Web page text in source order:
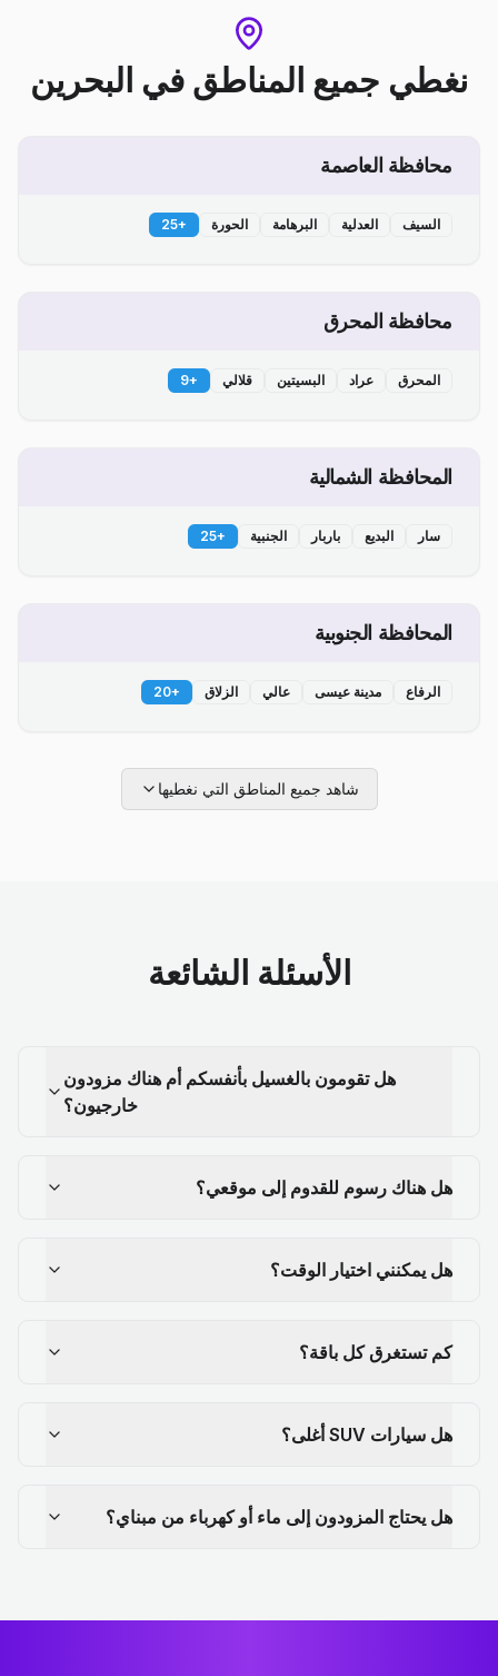
نغطي جميع المناطق في البحرين
محافظة العاصمة
السيف العدلية البرهامة الحورة +
25
محافظة المحرق
المحرق عراد البسيتين قلالي +
9
المحافظة الشمالية
سار البديع باربار الجنبية +
25
المحافظة الجنوبية
الرفاع مدينة عيسى عالي الزلاق +
20
شاهد جميع المناطق التي نغطيها
الأسئلة الشائعة
هل تقومون بالغسيل بأنفسكم أم هناك مزودون
خارجيون؟
هل هناك رسوم للقدوم إلى موقعي؟
هل يمكنني اختيار الوقت؟
كم تستغرق كل باقة؟
هل سيارات SUV أغلى؟
هل يحتاج المزودون إلى ماء أو كهرباء من مبناي؟